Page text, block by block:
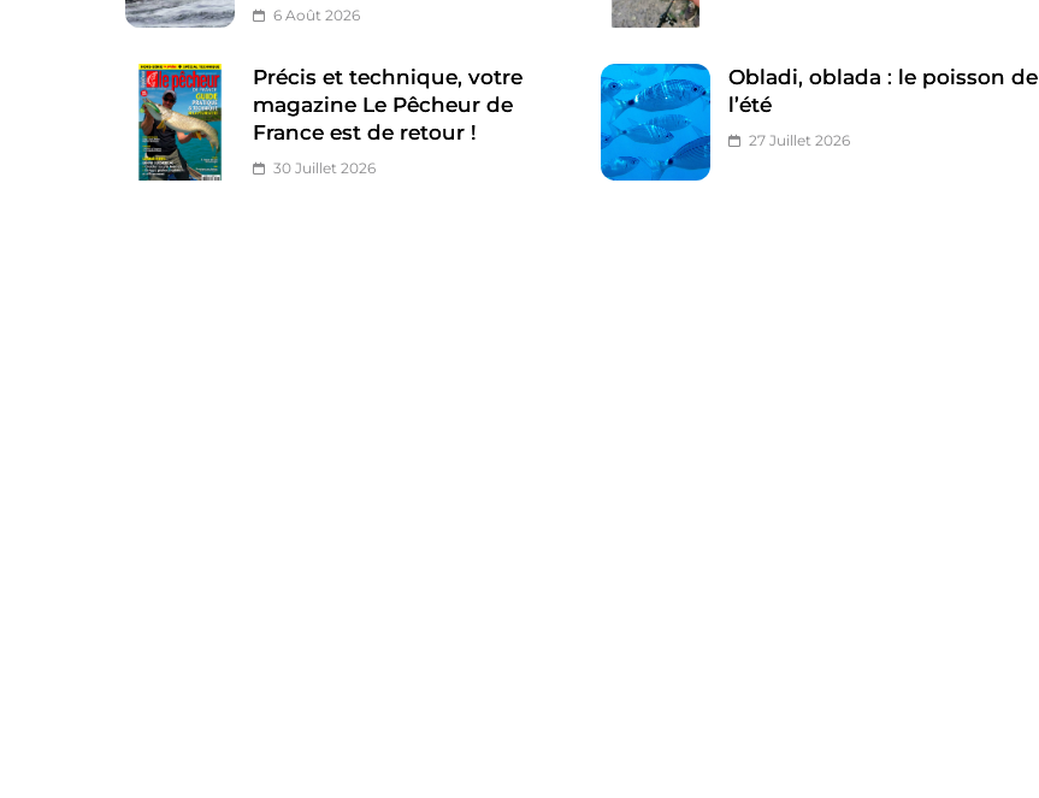
6 Août 2026
Précis et technique, votre
magazine Le Pêcheur de
France est de retour !
30 Juillet 2026
Obladi, oblada : le poisson de
l’été
27 Juillet 2026